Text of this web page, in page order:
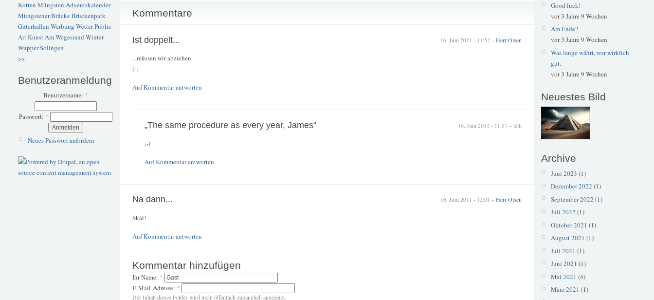
Kotten Müngsten Adventskalender
Müngstener BrückeBrückenpark
Güterhallen Werbung WetterPublic
ArtKunstAm Wegesrand Winter
WupperSolingen
>>
Benutzeranmeldung
Benutzername: *
Passwort: *
Neues Passwort anfordern
Kommentare
16. Juni 2011 - 11:52 –Herr Olsen
Ist doppelt...
...müssen wir abziehen.
(-;
Auf Kommentar antworten
16. Juni 2011 - 11:57 – tetti
„The same procedure as every year, James“
;-)
Auf Kommentar antworten
16. Juni 2011 - 12:01 –Herr Olsen
Na dann...
Skål!
Auf Kommentar antworten
Kommentar hinzufügen
Ihr Name: *
E-Mail-Adresse: *
Der Inhalt dieses Feldes wird nicht öffentlich zugänglich angezeigt.
Good luck!
vor 3 Jahre 9 Wochen
Am Ende?
vor 3 Jahre 9 Wochen
Was lange währt, war wirklich
gut.
vor 3 Jahre 9 Wochen
Neuestes Bild
Archive
Juni 2023 (1)
Dezember 2022 (1)
September 2022 (1)
Juli 2022 (1)
Oktober 2021 (1)
August 2021 (1)
Juli 2021 (1)
Juni 2021 (1)
Mai 2021 (4)
März 2021 (1)